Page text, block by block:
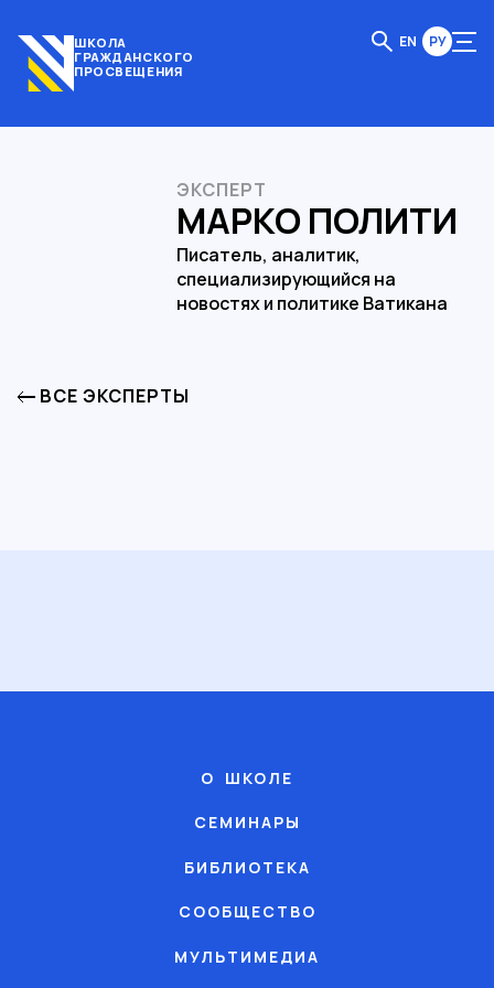
ШКОЛА
ГРАЖДАНСКОГО
ПРОСВЕЩЕНИЯ
EN РУ
ЭКСПЕРТ
МАРКО ПОЛИТИ
Писатель, аналитик,
специализирующийся на
новостях и политике Ватикана
ВСЕ ЭКСПЕРТЫ
О ШКОЛЕ
СЕМИНАРЫ
БИБЛИОТЕКА
СООБЩЕСТВО
МУЛЬТИМЕДИА